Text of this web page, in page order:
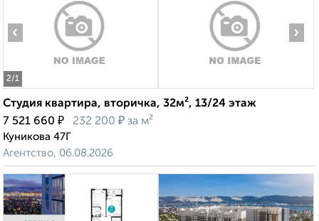
2/1
‹ ›
Студия квартира, вторичка, 32м², 13/24 этаж
7 521 660 ₽ 232 200 ₽ за м²
Куникова 47Г
Агентство, 06.08.2026